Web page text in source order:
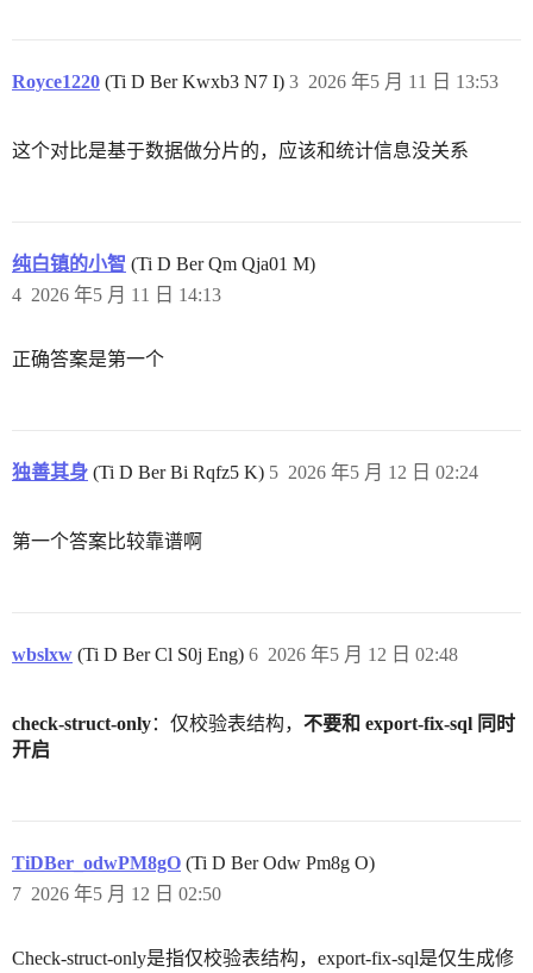
Royce1220 (Ti D Ber Kwxb3 N7 I) 2026 年5 月 11 日 13:53
3
这个对比是基于数据做分片的，应该和统计信息没关系
纯白镇的小智 (Ti D Ber Qm Qja01 M)
2026 年5 月 11 日 14:13
4
正确答案是第一个
独善其身 (Ti D Ber Bi Rqfz5 K) 2026 年5 月 12 日 02:24
5
第一个答案比较靠谱啊
wbslxw (Ti D Ber Cl S0j Eng) 2026 年5 月 12 日 02:48
6
check-struct-only：仅校验表结构， 不要和 export-fix-sql 同时
开启
TiDBer_odwPM8gO (Ti D Ber Odw Pm8g O)
2026 年5 月 12 日 02:50
7
Check-struct-only是指仅校验表结构，export-fix-sql是仅生成修